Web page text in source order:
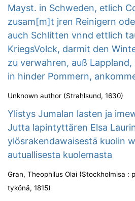
Mayst. in Schweden, etlich
zusam[m]t jren Reinigern
auch Schlitten vnnd ettlich
KriegsVolck, darmit den
zu verwahren, auß
in hinder Pommern,
Unknown author (Strahlsund, 1630)
Ylistys Jumalan lasten ja
Jutta lapintyttären Elsa
ylösrakendawaisestä kuolin
autuallisesta kuolemasta
Gran, Theophilus Olai (Stockholmisa :
tykönä, 1815)